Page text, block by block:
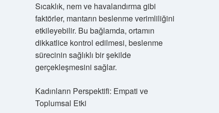
Sıcaklık, nem ve havalandırma gibi
faktörler, mantarın beslenme verimliliğini
etkileyebilir. Bu bağlamda, ortamın
dikkatlice kontrol edilmesi, beslenme
sürecinin sağlıklı bir şekilde
gerçekleşmesini sağlar.
Kadınların Perspektifi: Empati ve
Toplumsal Etki